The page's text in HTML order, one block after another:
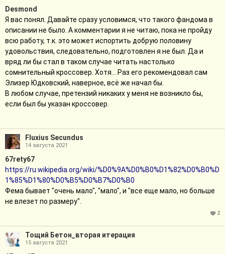
множества. Не говоря уже о ками и демонах...
Если ками такие совершенные, зачем им бюрократический
аппарат с настолько канцелярскими названиями типа
стажёр? Богиня 3 чего-то там, стажёр. Нереалистично и
вырвиглазно.
Похожее с демонами. Если они настолько упоротые, зачем им
это? Судя по их описанию и взаимодействиям, у них должна
быть твёрдая иерархия с одним "вождём" или небольшой их
группой. Но их взаимодействия не должны походить на
канцелярские, ведь они существа, ценящие силу и
обладающие силой. Слабый будет подчиняться сильному во
том, что бюрократия - это лишнее и для демонов, и для ками.
Desmоnd
Я вас понял. Давайте сразу условимся, что такого фандома в
описании не было. А комментарии я не читаю, пока не пройду
всю работу, т.к. это может испортить добрую половину
удовольствия, следовательно, подготовлен я не был. Да и
вряд ли бы стал в таком случае читать настолько
сомнительный кроссовер. Хотя... Раз его рекомендовал сам
Элизер Юдковский, наверное, всё же начал бы.
В любом случае, претензий никаких у меня не возникло бы,
если был бы указан кроссовер.
Fluxius Secundus
14 августа 2021
67rety67
https://ru.wikipedia.org/wiki/%D0%9A%D0%B0%D1%82%D0%B0%D
1%85%D1%80%D0%B5%D0%B7%D0%B0
Фема бывает "очень мало", "мало", и "все еще мало, но больше
не влезет по размеру".
2
Тощий Бетон_вторая итерация
15 августа 2021